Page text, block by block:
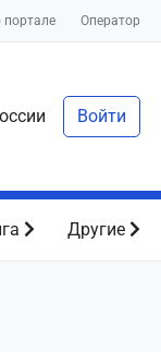
портале Оператор
Войти
Другие